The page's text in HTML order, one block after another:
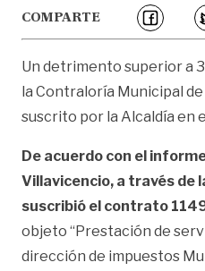
COMPARTE
Un detrimento superior a
la Contraloría Municipal
suscrito por la Alcaldía en
De acuerdo con el
Villavicencio, a través de
suscribió el contrato
objeto “Prestación de
dirección de impuestos